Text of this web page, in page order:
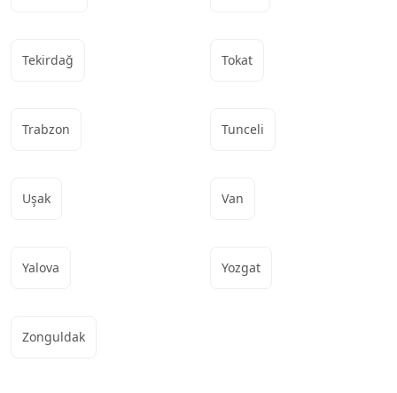
Tekirdağ Tokat
Trabzon Tunceli
Uşak Van
Yalova Yozgat
Zonguldak